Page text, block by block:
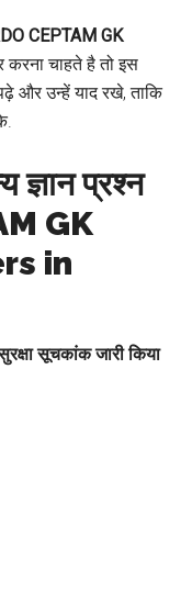
CEPTAM GK
करना चाहते है तो इस
और उन्हें याद रखे, ताकि
ज्ञान प्रश्न
GK
in
सूचकांक जारी किया